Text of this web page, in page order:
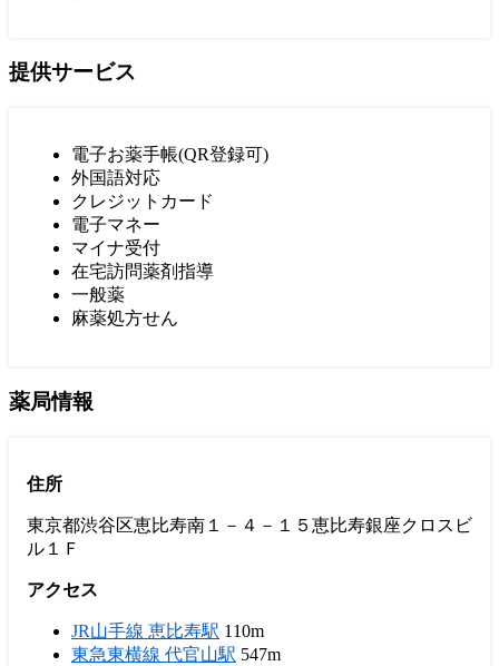
提供サービス
電子お薬手帳(QR登録可)
外国語対応
クレジットカード
電子マネー
マイナ受付
在宅訪問薬剤指導
一般薬
麻薬処方せん
薬局情報
住所
東京都渋谷区恵比寿南１－４－１５恵比寿銀座クロスビ
ル１Ｆ
アクセス
JR山手線 恵比寿駅 110m
東急東横線 代官山駅 547m